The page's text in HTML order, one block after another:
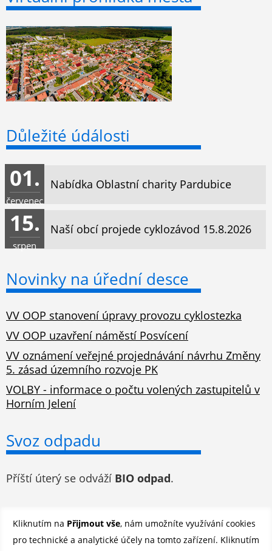
Důležité údálosti
Nabídka Oblastní charity Pardubice
01.
červenec
Naší obcí projede cyklozávod 15.8.2026
15.
srpen
Novinky na úřední desce
VV OOP stanovení úpravy provozu cyklostezka
VV OOP uzavření náměstí Posvícení
VV oznámení veřejné projednávání návrhu Změny
5. zásad územního rozvoje PK
VOLBY - informace o počtu volených zastupitelů v
Horním Jelení
Svoz odpadu
Příští úterý se odváží BIO odpad.
Odběr novinek e-mailem
Kliknutím na Přijmout vše, nám umožníte využívání cookies
pro technické a analytické účely na tomto zařízení. Kliknutím